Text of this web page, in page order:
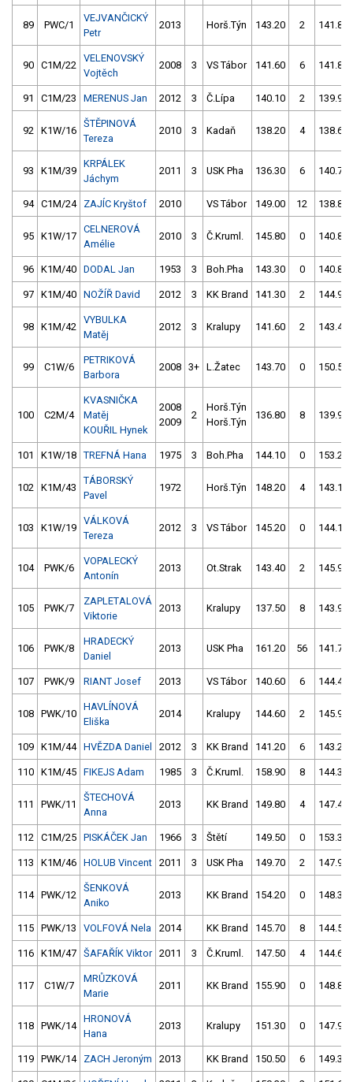
89 PWC/1
VEJVANČICKÝ
Petr
2013 Horš.Týn 143.20 2 141.80
90 C1M/22
VELENOVSKÝ
Vojtěch
2008 3 VS Tábor 141.60 6 141.80
91 C1M/23 MERENUS Jan 2012 3 Č.Lípa 140.10 2 139.90
92 K1W/16
ŠTĚPINOVÁ
Tereza
2010 3 Kadaň 138.20 4 138.60
93 K1M/39
KRPÁLEK
Jáchym
2011 3 USK Pha 136.30 6 140.70
94 C1M/24 ZAJÍC Kryštof 2010 VS Tábor 149.00 12 138.80
95 K1W/17
CELNEROVÁ
Amélie
2010 3 Č.Kruml. 145.80 0 140.80
96 K1M/40 DODAL Jan 1953 3 Boh.Pha 143.30 0 140.80
97 K1M/40 NOŽÍŘ David 2012 3 KK Brand 141.30 2 144.90
98 K1M/42
VYBULKA
Matěj
2012 3 Kralupy 141.60 2 143.40
99 C1W/6
PETRIKOVÁ
Barbora
2008 3+ L.Žatec 143.70 0 150.50
100 C2M/4
KVASNIČKA
Matěj
KOUŘIL Hynek
2008
2009
2
Horš.Týn
Horš.Týn
136.80 8 139.90
101 K1W/18 TREFNÁ Hana 1975 3 Boh.Pha 144.10 0 153.20
102 K1M/43
TÁBORSKÝ
Pavel
1972 Horš.Týn 148.20 4 143.10
103 K1W/19
VÁLKOVÁ
Tereza
2012 3 VS Tábor 145.20 0 144.10
104 PWK/6
VOPALECKÝ
Antonín
2013 Ot.Strak 143.40 2 145.90
105 PWK/7
ZAPLETALOVÁ
Viktorie
2013 Kralupy 137.50 8 143.90
106 PWK/8
HRADECKÝ
Daniel
2013 USK Pha 161.20 56 141.70
107 PWK/9 RIANT Josef 2013 VS Tábor 140.60 6 144.40
108 PWK/10
HAVLÍNOVÁ
Eliška
2014 Kralupy 144.60 2 145.90
109 K1M/44 HVĚZDA Daniel 2012 3 KK Brand 141.20 6 143.20
110 K1M/45 FIKEJS Adam 1985 3 Č.Kruml. 158.90 8 144.30
111 PWK/11
ŠTECHOVÁ
Anna
2013 KK Brand 149.80 4 147.40
112 C1M/25 PISKÁČEK Jan 1966 3 Štětí 149.50 0 153.30
113 K1M/46 HOLUB Vincent 2011 3 USK Pha 149.70 2 147.90
114 PWK/12
ŠENKOVÁ
Aniko
2013 KK Brand 154.20 0 148.30
115 PWK/13 VOLFOVÁ Nela 2014 KK Brand 145.70 8 144.50
116 K1M/47 ŠAFAŘÍK Viktor 2011 3 Č.Kruml. 147.50 4 144.60
117 C1W/7
MRŮZKOVÁ
Marie
2011 KK Brand 155.90 0 148.80
118 PWK/14
HRONOVÁ
Hana
2013 Kralupy 151.30 0 147.90
119 PWK/14 ZACH Jeroným 2013 KK Brand 150.50 6 149.30